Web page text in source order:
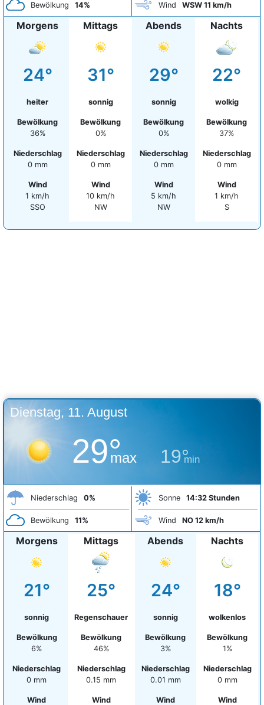
Bewölkung 14% Wind WSW 11 km/h
Morgens
24°
heiter
Bewölkung
36%
Niederschlag
0 mm
Wind
1 km/h
SSO
Mittags
31°
sonnig
Bewölkung
0%
Niederschlag
0 mm
Wind
10 km/h
NW
Abends
29°
sonnig
Bewölkung
0%
Niederschlag
0 mm
Wind
5 km/h
NW
Nachts
22°
wolkig
Bewölkung
37%
Niederschlag
0 mm
Wind
1 km/h
S
Dienstag, 11. August
29°
max 19°
min
Niederschlag 0%
Bewölkung 11%
Sonne 14:32 Stunden
Wind NO 12 km/h
Morgens
21°
sonnig
Bewölkung
6%
Niederschlag
0 mm
Wind
Mittags
25°
Regenschauer
Bewölkung
46%
Niederschlag
0.15 mm
Wind
Abends
24°
sonnig
Bewölkung
3%
Niederschlag
0.01 mm
Wind
Nachts
18°
wolkenlos
Bewölkung
1%
Niederschlag
0 mm
Wind